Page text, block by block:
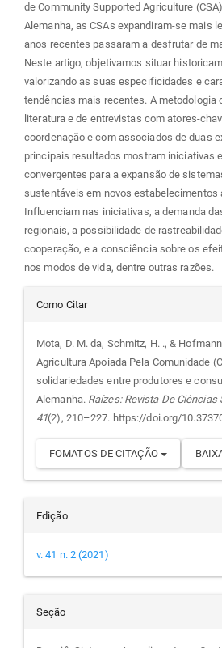
de Community Supported Agriculture
Alemanha, as CSAs expandiram-se mais
anos recentes passaram a desfrutar de
Neste artigo, objetivamos situar
valorizando as suas especificidades e
tendências mais recentes. A metodologia
literatura e de entrevistas com atores-
coordenação e com associados de duas
principais resultados mostram iniciativas
convergentes para a expansão de
sustentáveis em novos estabelecimentos
Influenciam nas iniciativas, a demanda
regionais, a possibilidade de
cooperação, e a consciência sobre os
nos modos de vida, dentre outras razões.
Detalhes
do
artigo
Como Citar
Mota, D. M. da, Schmitz, H. ., &
Agricultura Apoiada Pela Comunidade
solidariedades entre produtores e
Alemanha. Raízes: Revista De
41(2), 210–227. https://doi.org/
FOMATOS DE CITAÇÃO
Edição
v. 41 n. 2 (2021)
Seção